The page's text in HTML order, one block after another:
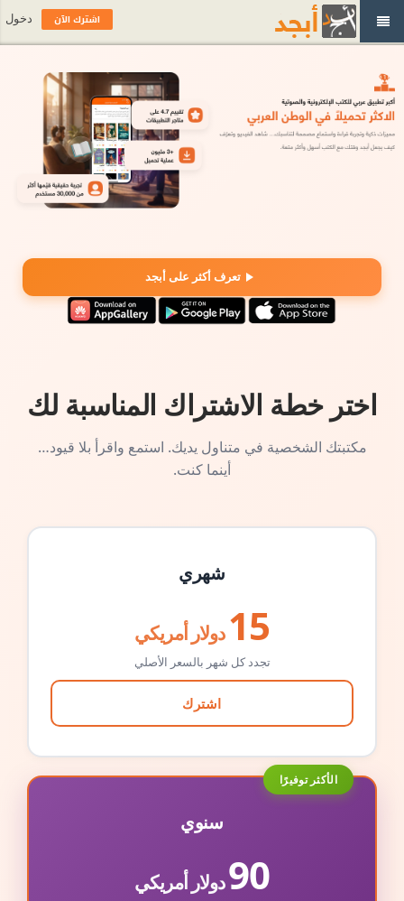
تعرف أكثر على أبجد
اختر خطة الاشتراك المناسبة لك
مكتبتك الشخصية في متناول يديك. استمع واقرأ بلا قيود…
أينما كنت.
شهري
15 دولار أمريكي
تجدد كل شهر بالسعر الأصلي
اشترك
الأكثر توفيرًا
سنوي
90دولار أمريكي
اشترك الآن دخول